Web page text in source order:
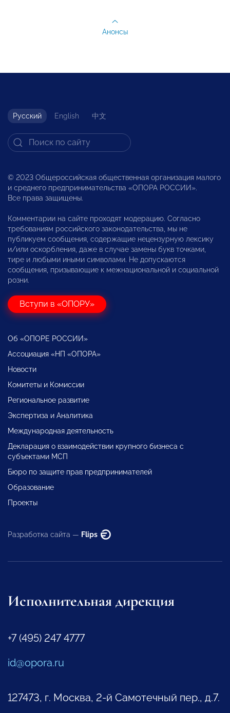
Анонсы
Русский English 中文
© 2023 Общероссийская общественная организация малого
и среднего предпринимательства «ОПОРА РОССИИ».
Все права защищены.
Комментарии на сайте проходят модерацию. Согласно
требованиям российского законодательства, мы не
публикуем сообщения, содержащие нецензурную лексику
и/или оскорбления, даже в случае замены букв точками,
тире и любыми иными символами. Не допускаются
сообщения, призывающие к межнациональной и социальной
розни.
Вступи в «ОПОРУ»
Об «ОПОРЕ РОССИИ»
Ассоциация «НП «ОПОРА»
Новости
Комитеты и Комиссии
Региональное развитие
Экспертиза и Аналитика
Международная деятельность
Декларация о взаимодействии крупного бизнеса с
субъектами МСП
Бюро по защите прав предпринимателей
Образование
Проекты
Разработка сайта — Flips
Исполнительная дирекция
+7 (495) 247 4777
id@opora.ru
127473, г. Москва, 2-й Самотечный пер., д.7.